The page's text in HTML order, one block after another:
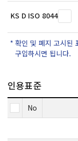
KS D ISO 8044
확인 및 폐지 고시된
구입하시면 됩니다.
인용표준
No